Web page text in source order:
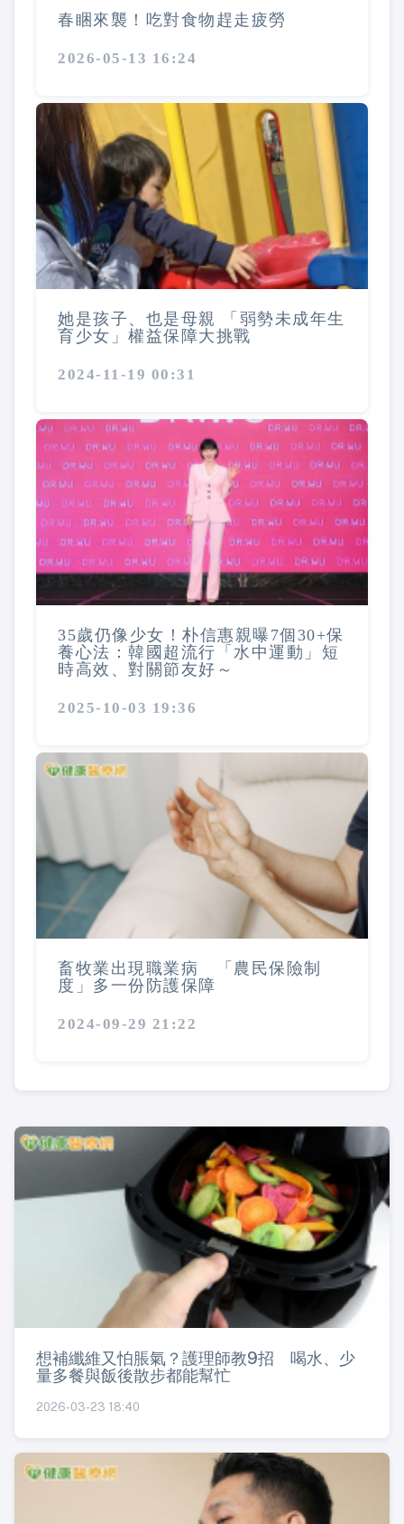
春睏來襲！吃對食物趕走疲勞
2026-05-13 16:24
她是孩子、也是母親 「弱勢未成年生
育少女」權益保障大挑戰
2024-11-19 00:31
35歲仍像少女！朴信惠親曝7個30+保
養心法：韓國超流行「水中運動」短
時高效、對關節友好～
2025-10-03 19:36
畜牧業出現職業病 「農民保險制
度」多一份防護保障
2024-09-29 21:22
想補纖維又怕脹氣？護理師教9招 喝水、少
量多餐與飯後散步都能幫忙
2026-03-23 18:40